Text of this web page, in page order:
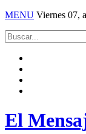
MENU Viernes 07,
El